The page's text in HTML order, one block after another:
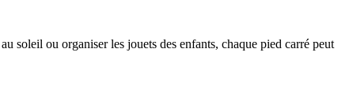
soleil ou organiser les jouets des enfants, chaque pied carré peut